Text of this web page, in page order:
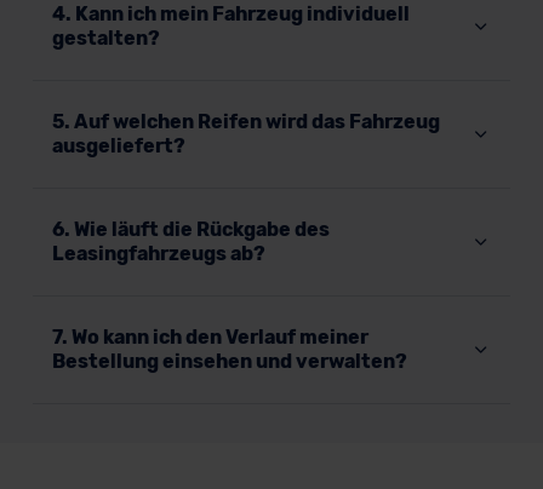
4. Kann ich mein Fahrzeug individuell
gestalten?
5. Auf welchen Reifen wird das Fahrzeug
ausgeliefert?
6. Wie läuft die Rückgabe des
Leasingfahrzeugs ab?
7. Wo kann ich den Verlauf meiner
Bestellung einsehen und verwalten?